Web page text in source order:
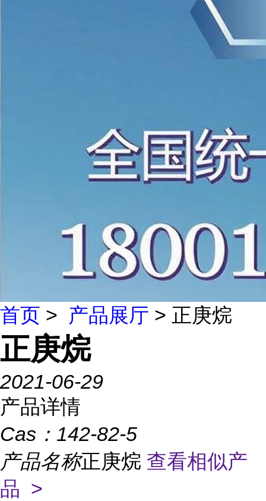
首页 > 产品展厅 > 正庚烷
正庚烷
2021-06-29
产品详情
Cas： 142-82-5
产品名称正庚烷 查看相似产
品 >